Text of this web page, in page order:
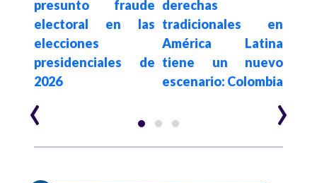
presunto fraude
electoral en las
elecciones
presidenciales de
2026
derechas
tradicionales en
América Latina
tiene un nuevo
escenario: Colombia
‹ ›